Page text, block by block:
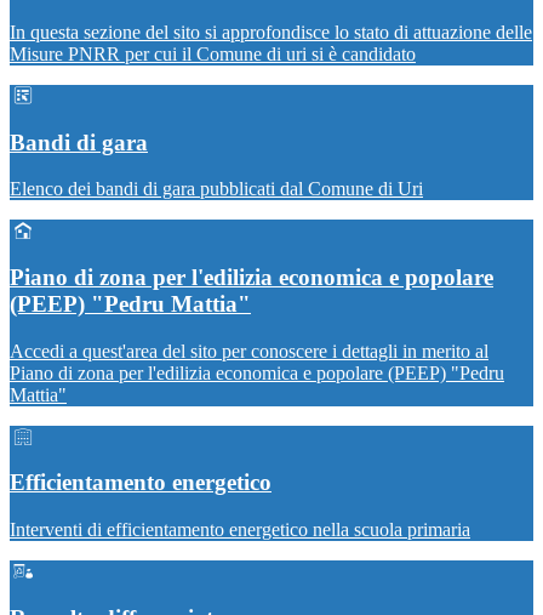
In questa sezione del sito si approfondisce lo stato di attuazione delle
Misure PNRR per cui il Comune di uri si è candidato
Bandi di gara
Elenco dei bandi di gara pubblicati dal Comune di Uri
Piano di zona per l'edilizia economica e popolare
(PEEP) "Pedru Mattia"
Accedi a quest'area del sito per conoscere i dettagli in merito al
Piano di zona per l'edilizia economica e popolare (PEEP) "Pedru
Mattia"
Efficientamento energetico
Interventi di efficientamento energetico nella scuola primaria